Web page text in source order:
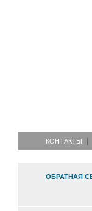
КОНТАКТЫ
ОБРАТНАЯ